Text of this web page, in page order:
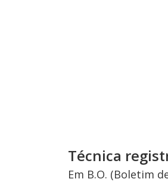
Técnica
Em B.O. (Boletim